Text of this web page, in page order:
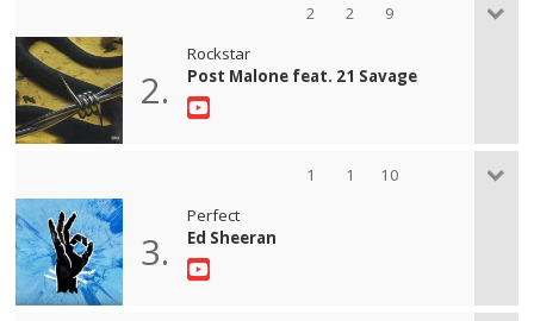
2 2 9
2.
Rockstar
Post Malone feat. 21 Savage
1 1 10
3.
Perfect
Ed Sheeran